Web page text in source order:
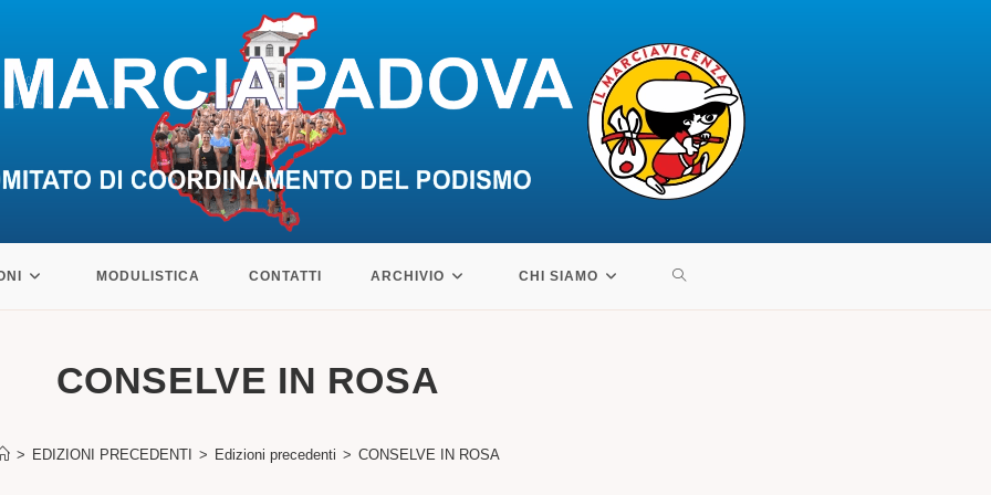
MODULISTICA CONTATTI ARCHIVIO CHI SIAMO ATTIVA/DISATTIVA
CONSELVE IN ROSA
> EDIZIONI PRECEDENTI > Edizioni precedenti > CONSELVE IN ROSA